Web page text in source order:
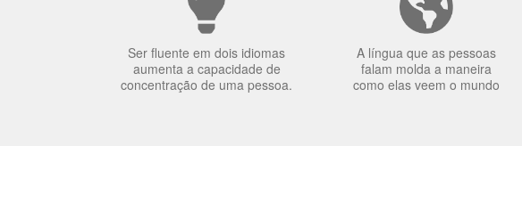
Ser fluente em dois idiomas
aumenta a capacidade de
concentração de uma pessoa.
A língua que as pessoas
falam molda a maneira
como elas veem o mundo